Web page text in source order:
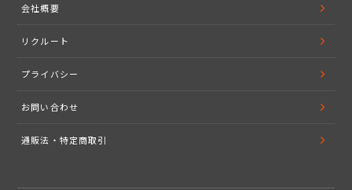
会社概要
リクルート
プライバシー
お問い合わせ
通販法・特定商取引